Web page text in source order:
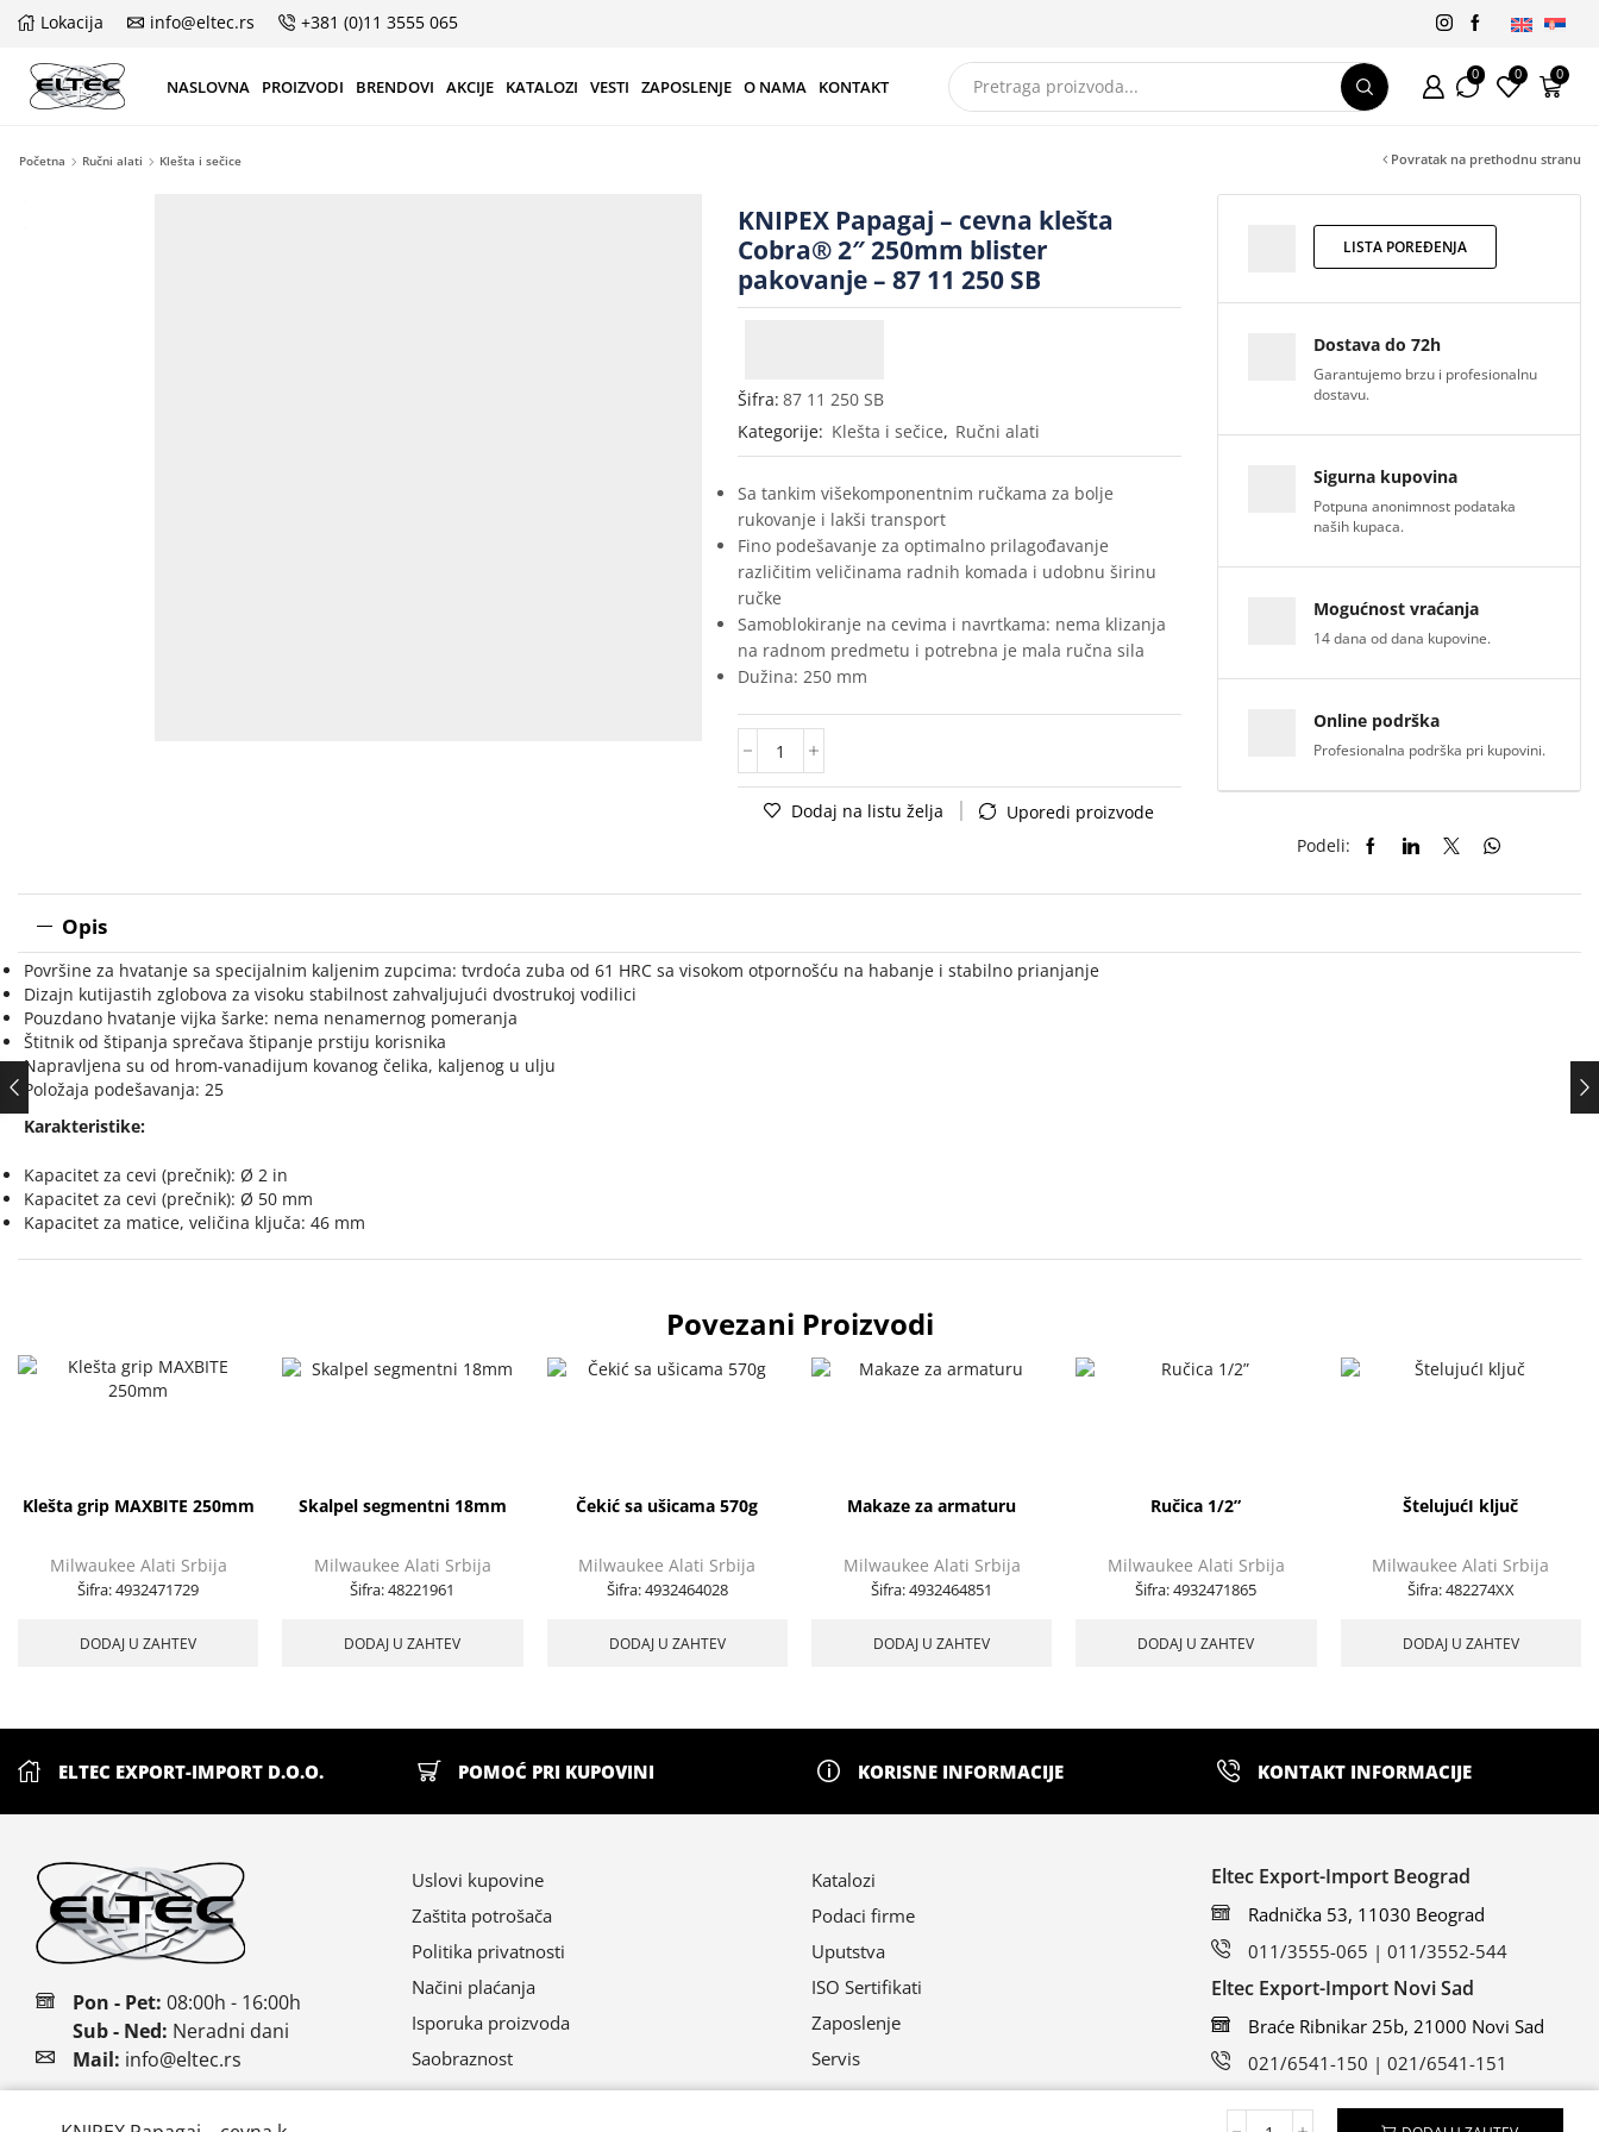
Lokacija info@eltec.rs +381 (0)11 3555 065
NASLOVNA PROIZVODI BRENDOVI AKCIJE KATALOZI VESTI ZAPOSLENJE O NAMA KONTAKT
0 0 0
Početna Ručni alati Klešta i sečice Povratak na prethodnu stranu
KNIPEX Papagaj – cevna klešta
Cobra® 2″ 250mm blister
pakovanje – 87 11 250 SB
Šifra: 87 11 250 SB
Kategorije: Klešta i sečice, Ručni alati
Sa tankim višekomponentnim ručkama za bolje
rukovanje i lakši transport
Fino podešavanje za optimalno prilagođavanje
različitim veličinama radnih komada i udobnu širinu
ručke
Samoblokiranje na cevima i navrtkama: nema klizanja
na radnom predmetu i potrebna je mala ručna sila
Dužina: 250 mm
Dodaj na listu želja Uporedi proizvode
LISTA POREĐENJA
Dostava do 72h
Garantujemo brzu i profesionalnu
dostavu.
Sigurna kupovina
Potpuna anonimnost podataka
naših kupaca.
Mogućnost vraćanja
14 dana od dana kupovine.
Online podrška
Profesionalna podrška pri kupovini.
Podeli:
Opis
Površine za hvatanje sa specijalnim kaljenim zupcima: tvrdoća zuba od 61 HRC sa visokom otpornošću na habanje i stabilno prianjanje
Dizajn kutijastih zglobova za visoku stabilnost zahvaljujući dvostrukoj vodilici
Pouzdano hvatanje vijka šarke: nema nenamernog pomeranja
Štitnik od štipanja sprečava štipanje prstiju korisnika
Napravljena su od hrom-vanadijum kovanog čelika, kaljenog u ulju
Položaja podešavanja: 25
Karakteristike:
Kapacitet za cevi (prečnik): Ø 2 in
Kapacitet za cevi (prečnik): Ø 50 mm
Kapacitet za matice, veličina ključa: 46 mm
Povezani Proizvodi
Klešta grip MAXBITE 250mm
Milwaukee Alati Srbija
Šifra:4932471729
DODAJ U ZAHTEV
Skalpel segmentni 18mm
Milwaukee Alati Srbija
Šifra:48221961
DODAJ U ZAHTEV
Čekić sa ušicama 570g
Milwaukee Alati Srbija
Šifra:4932464028
DODAJ U ZAHTEV
Makaze za armaturu
Milwaukee Alati Srbija
Šifra:4932464851
DODAJ U ZAHTEV
Ručica 1/2”
Milwaukee Alati Srbija
Šifra:4932471865
DODAJ U ZAHTEV
ŠtelujućI ključ
Milwaukee Alati Srbija
Šifra:482274XX
DODAJ U ZAHTEV
ELTEC EXPORT-IMPORT D.O.O. POMOĆ PRI KUPOVINI KORISNE INFORMACIJE KONTAKT INFORMACIJE
Pon - Pet: 08:00h - 16:00h
Sub - Ned: Neradni dani
Mail: info@eltec.rs
Uslovi kupovine
Zaštita potrošača
Politika privatnosti
Načini plaćanja
Isporuka proizvoda
Saobraznost
Katalozi
Podaci firme
Uputstva
ISO Sertifikati
Zaposlenje
Servis
Eltec Export-Import Beograd
Radnička 53, 11030 Beograd
011/3555-065 | 011/3552-544
Eltec Export-Import Novi Sad
Braće Ribnikar 25b, 21000 Novi Sad
021/6541-150 | 021/6541-151